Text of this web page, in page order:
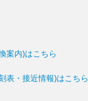
案内)はこちら
表・接近情報)はこちら